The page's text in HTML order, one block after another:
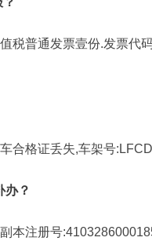
税普通发票壹份.发票代
合格证丢失,车架号
办？
本注册号